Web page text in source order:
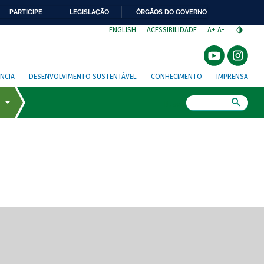
PARTICIPE LEGISLAÇÃO ÓRGÃOS DO GOVERNO
ENGLISH ACESSIBILIDADE A+ A-
DESENVOLVIMENTO SUSTENTÁVEL CONHECIMENTO IMPRENSA
de tela